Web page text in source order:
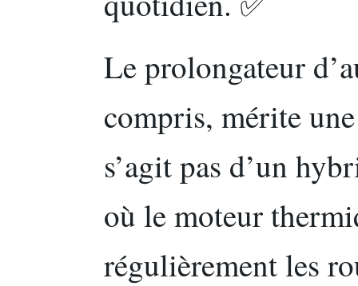
Le prolongateur
compris, mérite
s’agit pas d’un
où le moteur
régulièrement les